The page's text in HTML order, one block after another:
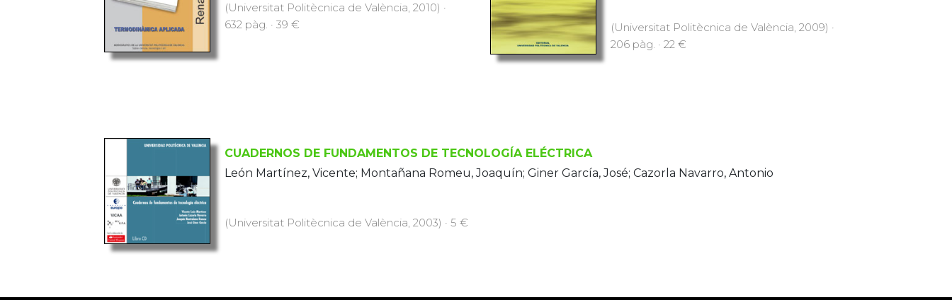
(Universitat Politècnica de València, 2010) ·
632 pàg. · 39 €
(Universitat Politècnica de València, 2009) ·
206 pàg. · 22 €
CUADERNOS DE FUNDAMENTOS DE TECNOLOGÍA ELÉCTRICA
León Martínez, Vicente; Montañana Romeu, Joaquín; Giner García, José; Cazorla Navarro, Antonio
(Universitat Politècnica de València, 2003) · 5 €